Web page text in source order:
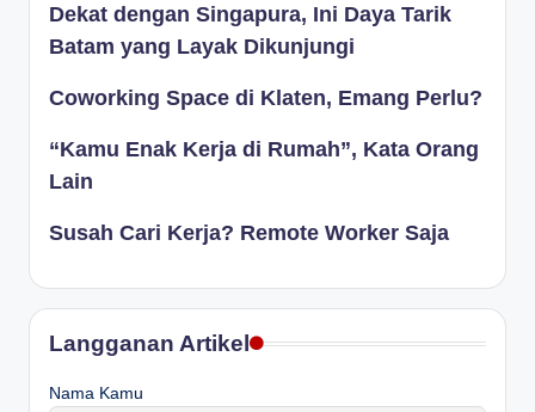
Dekat dengan Singapura, Ini Daya Tarik
Batam yang Layak Dikunjungi
Coworking Space di Klaten, Emang Perlu?
“Kamu Enak Kerja di Rumah”, Kata Orang
Lain
Susah Cari Kerja? Remote Worker Saja
Langganan Artikel
Nama Kamu